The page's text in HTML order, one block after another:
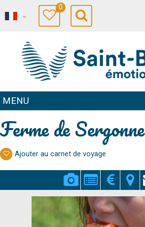
0
MENU
Ferme de Sergonne
Ajouter au carnet de voyage